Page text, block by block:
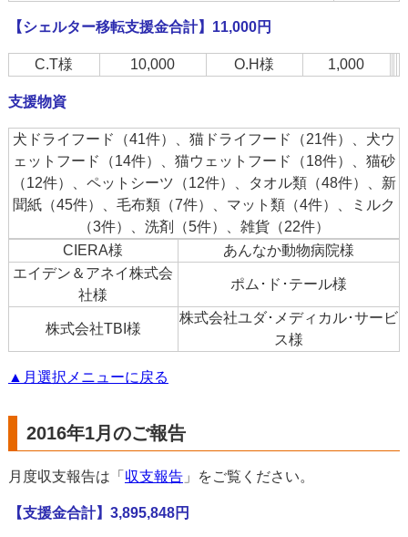
【シェルター移転支援金合計】11,000円
C.T様 10,000 O.H様 1,000
支援物資
犬ドライフード（41件）、猫ドライフード（21件）、犬ウ
ェットフード（14件）、猫ウェットフード（18件）、猫砂
（12件）、ペットシーツ（12件）、タオル類（48件）、新
聞紙（45件）、毛布類（7件）、マット類（4件）、ミルク
（3件）、洗剤（5件）、雑貨（22件）
CIERA様
あんなか動物病院様
エイデン＆アネイ株式会
社様
ポム･ド･テール様
株式会社TBI様
株式会社ユダ･メディカル･サービ
ス様
▲月選択メニューに戻る
2016年1月のご報告
月度収支報告は「 収支報告」をご覧ください。
【支援金合計】3,895,848円